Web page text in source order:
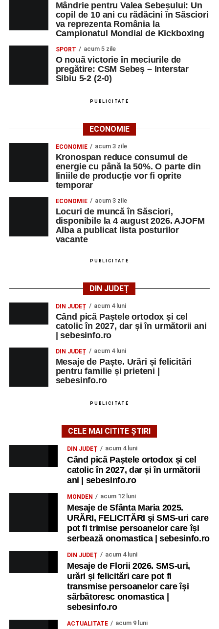
Mândrie pentru Valea Sebeșului: Un
copil de 10 ani cu rădăcini în Săsciori
va reprezenta România la
Campionatul Mondial de Kickboxing
SPORT acum 5 zile
O nouă victorie în meciurile de
pregătire: CSM Sebeș – Interstar
Sibiu 5-2 (2-0)
PUBLICITATE
ECONOMIE
ECONOMIE acum 3 zile
Kronospan reduce consumul de
energie cu până la 50%. O parte din
liniile de producție vor fi oprite
temporar
ECONOMIE acum 3 zile
Locuri de muncă în Săsciori,
disponibile la 4 august 2026. AJOFM
Alba a publicat lista posturilor
vacante
PUBLICITATE
DIN JUDEȚ
DIN JUDEȚ acum 4 luni
Când pică Paștele ortodox și cel
catolic în 2027, dar și în următorii ani
| sebesinfo.ro
DIN JUDEȚ acum 4 luni
Mesaje de Paște. Urări și felicitări
pentru familie și prieteni |
sebesinfo.ro
PUBLICITATE
CELE MAI CITITE ȘTIRI
DIN JUDEȚ acum 4 luni
Când pică Paștele ortodox și cel
catolic în 2027, dar și în următorii
ani | sebesinfo.ro
MONDEN acum 12 luni
Mesaje de Sfânta Maria 2025.
URĂRI, FELICITĂRI și SMS-uri care
pot fi trimise persoanelor care își
serbează onomastica | sebesinfo.ro
DIN JUDEȚ acum 4 luni
Mesaje de Florii 2026. SMS-uri,
urări și felicitări care pot fi
transmise persoanelor care îşi
sărbătoresc onomastica |
sebesinfo.ro
ACTUALITATE acum 9 luni